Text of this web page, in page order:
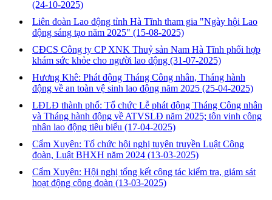
(24-10-2025)
Liên đoàn Lao động tỉnh Hà Tĩnh tham gia "Ngày hội Lao
động sáng tạo năm 2025" (15-08-2025)
CĐCS Công ty CP XNK Thuỷ sản Nam Hà Tĩnh phối hợp
khám sức khỏe cho người lao động (31-07-2025)
Hương Khê: Phát động Tháng Công nhân, Tháng hành
động về an toàn vệ sinh lao động năm 2025 (25-04-2025)
LĐLĐ thành phố: Tổ chức Lễ phát động Tháng Công nhân
và Tháng hành động về ATVSLĐ năm 2025; tôn vinh công
nhân lao động tiêu biểu (17-04-2025)
Cẩm Xuyên: Tổ chức hội nghị tuyên truyền Luật Công
đoàn, Luật BHXH năm 2024 (13-03-2025)
Cẩm Xuyên: Hội nghị tổng kết công tác kiểm tra, giám sát
hoạt động công đoàn (13-03-2025)